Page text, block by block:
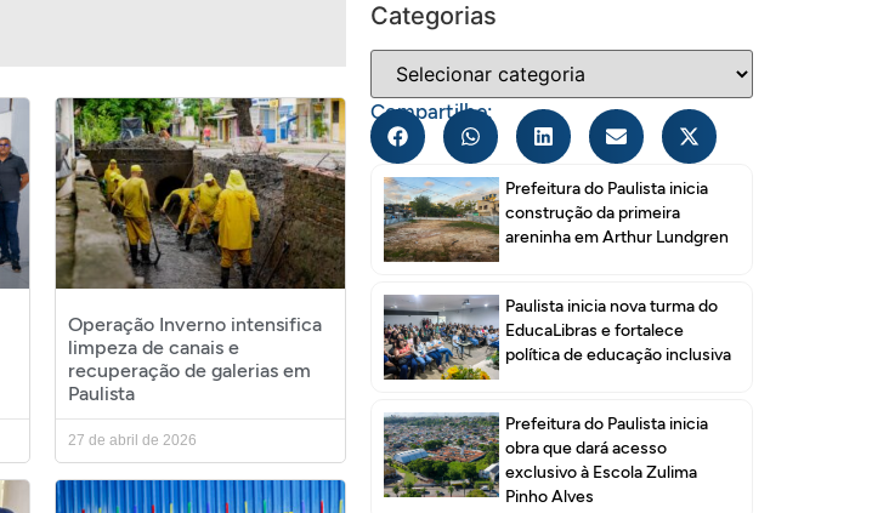
Operação Inverno intensifica
limpeza de canais e
recuperação de galerias em
Paulista
27 de abril de 2026
Categorias
Compartilhe:
Prefeitura do Paulista inicia
construção da primeira
areninha em Arthur Lundgren
Paulista inicia nova turma do
EducaLibras e fortalece
política de educação inclusiva
Prefeitura do Paulista inicia
obra que dará acesso
exclusivo à Escola Zulima
Pinho Alves